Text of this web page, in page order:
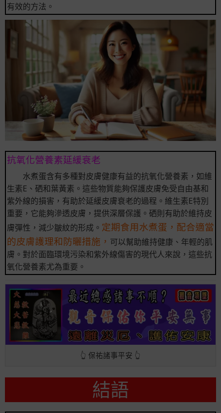
有效的方法。
抗氧化營養素延緩衰老
水煮蛋含有多種對皮膚健康有益的抗氧化營養素，如維
生素E、硒和葉黃素。這些物質能夠保護皮膚免受自由基和
紫外線的損害，有助於延緩皮膚衰老的過程。維生素E特別
重要，它能夠滲透皮膚，提供深層保護。硒則有助於維持皮
膚彈性，減少皺紋的形成。 定期食用水煮蛋，配合適當
的皮膚護理和防曬措施， 可以幫助維持健康、年輕的肌
膚。對於面臨環境污染和紫外線傷害的現代人來說，這些抗
氧化營養素尤為重要。
👆 保祐諸事平安 👆
結語